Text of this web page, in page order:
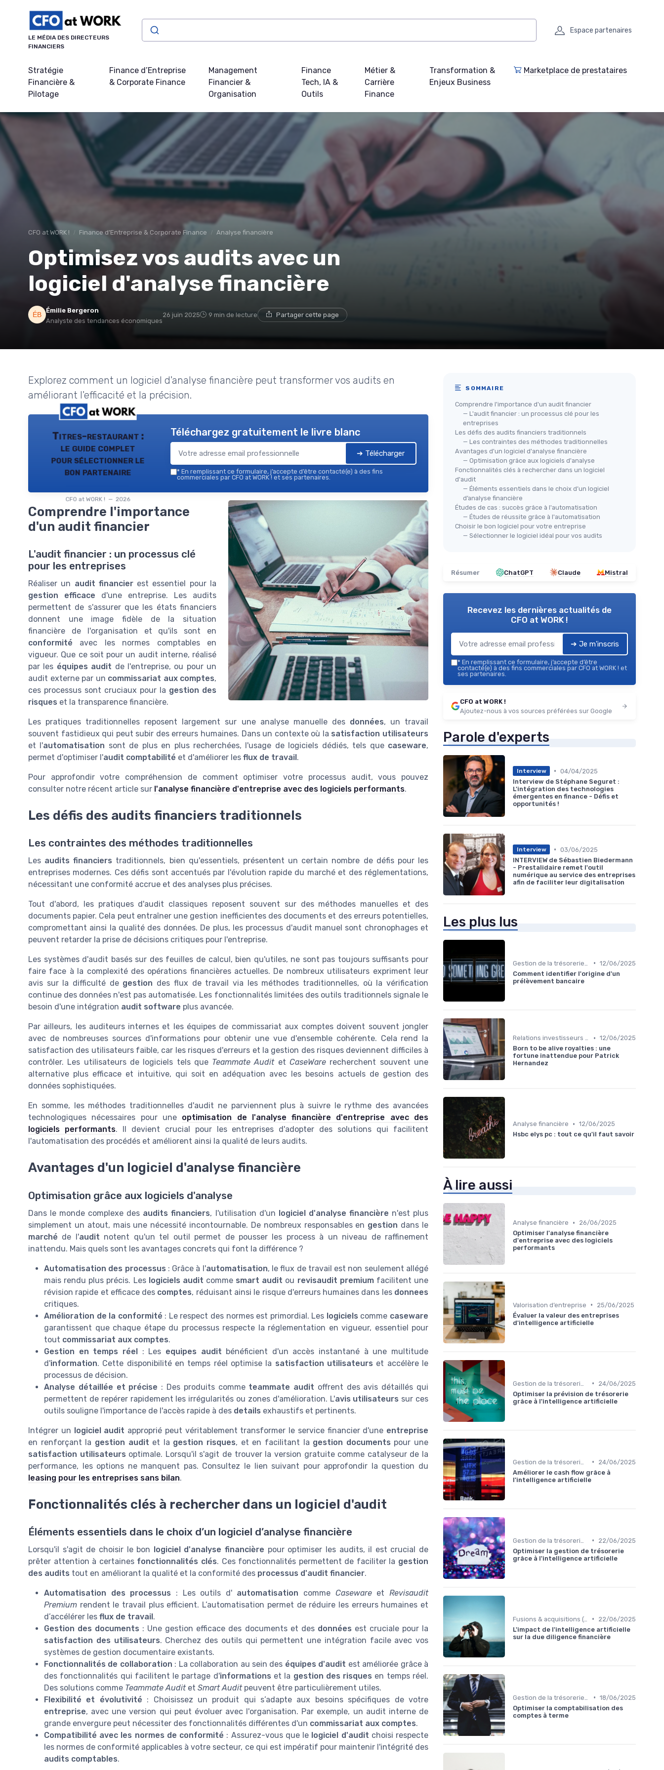
LE MÉDIA DES DIRECTEURS
FINANCIERS
Espace partenaires
Stratégie
Financière &
Pilotage
Finance d’Entreprise
& Corporate Finance
Management
Financier &
Organisation
Finance
Tech, IA &
Outils
Métier &
Carrière
Finance
Transformation &
Enjeux Business
Marketplace de prestataires
CFO at WORK ! Finance d’Entreprise & Corporate Finance Analyse financière
Optimisez vos audits avec un
logiciel d'analyse financière
Émilie Bergeron
Analyste des tendances économiques
26 juin 2025 9 min de lecture Partager cette page
Explorez comment un logiciel d'analyse financière peut transformer vos audits en
améliorant l'efficacité et la précision.
Titres-restaurant :
le guide complet
pour sélectionner le
bon partenaire
CFO at WORK ! — 2026
Téléchargez gratuitement le livre blanc
➔ Télécharger
* En remplissant ce formulaire, j’accepte d’être contacté(e) à des fins
commerciales par CFO at WORK ! et ses partenaires.
Comprendre l'importance
d'un audit financier
L'audit financier : un processus clé
pour les entreprises
Réaliser un audit financierest essentiel pour la
gestion efficace d'une entreprise. Les audits
permettent de s'assurer que les états financiers
donnent une image fidèle de la situation
financière de l'organisation et qu'ils sont en
conformité avec les normes comptables en
vigueur. Que ce soit pour un audit interne, réalisé
par les équipes audit de l'entreprise, ou pour un
audit externe par un commissariat aux comptes,
ces processus sont cruciaux pour la gestion des
risques et la transparence financière.
Les pratiques traditionnelles reposent largement sur une analyse manuelle des données, un travail
souvent fastidieux qui peut subir des erreurs humaines. Dans un contexte où la satisfaction utilisateurs
et l'automatisation sont de plus en plus recherchées, l'usage de logiciels dédiés, tels que caseware,
permet d'optimiser l'audit comptabilité et d'améliorer les flux de travail.
Pour approfondir votre compréhension de comment optimiser votre processus audit, vous pouvez
consulter notre récent article sur l'analyse financière d'entreprise avec des logiciels performants.
Les défis des audits financiers traditionnels
Les contraintes des méthodes traditionnelles
Les audits financiers traditionnels, bien qu'essentiels, présentent un certain nombre de défis pour les
entreprises modernes. Ces défis sont accentués par l'évolution rapide du marché et des réglementations,
nécessitant une conformité accrue et des analyses plus précises.
Tout d'abord, les pratiques d'audit classiques reposent souvent sur des méthodes manuelles et des
documents papier. Cela peut entraîner une gestion inefficientes des documents et des erreurs potentielles,
compromettant ainsi la qualité des données. De plus, les processus d'audit manuel sont chronophages et
peuvent retarder la prise de décisions critiques pour l'entreprise.
Les systèmes d'audit basés sur des feuilles de calcul, bien qu'utiles, ne sont pas toujours suffisants pour
faire face à la complexité des opérations financières actuelles. De nombreux utilisateurs expriment leur
avis sur la difficulté de gestion des flux de travail via les méthodes traditionnelles, où la vérification
continue des données n'est pas automatisée. Les fonctionnalités limitées des outils traditionnels signale le
besoin d'une intégration audit software plus avancée.
Par ailleurs, les auditeurs internes et les équipes de commissariat aux comptes doivent souvent jongler
avec de nombreuses sources d'informations pour obtenir une vue d'ensemble cohérente. Cela rend la
satisfaction des utilisateurs faible, car les risques d'erreurs et la gestion des risques deviennent difficiles à
contrôler. Les utilisateurs de logiciels tels que Teammate AuditetCaseWare recherchent souvent une
alternative plus efficace et intuitive, qui soit en adéquation avec les besoins actuels de gestion des
données sophistiquées.
En somme, les méthodes traditionnelles d'audit ne parviennent plus à suivre le rythme des avancées
technologiques nécessaires pour une optimisation de l'analyse financière d'entreprise avec des
logiciels performants. Il devient crucial pour les entreprises d'adopter des solutions qui facilitent
l'automatisation des procédés et améliorent ainsi la qualité de leurs audits.
Avantages d'un logiciel d'analyse financière
Optimisation grâce aux logiciels d'analyse
Dans le monde complexe des audits financiers, l'utilisation d'un logiciel d'analyse financière n'est plus
simplement un atout, mais une nécessité incontournable. De nombreux responsables en gestion dans le
marché de l'audit notent qu'un tel outil permet de pousser les process à un niveau de raffinement
inattendu. Mais quels sont les avantages concrets qui font la différence ?
Automatisation des processus : Grâce à l'automatisation, le flux de travail est non seulement allégé
mais rendu plus précis. Les logiciels audit comme smart audit ou revisaudit premiumfacilitent une
révision rapide et efficace des comptes, réduisant ainsi le risque d'erreurs humaines dans les donnees
critiques.
Amélioration de la conformité : Le respect des normes est primordial. Les logiciels comme caseware
garantissent que chaque étape du processus respecte la réglementation en vigueur, essentiel pour
tout commissariat aux comptes.
Gestion en temps réel: Les equipes audit bénéficient d'un accès instantané à une multitude
d'information. Cette disponibilité en temps réel optimise la satisfaction utilisateurs et accélère le
processus de décision.
Analyse détaillée et précise : Des produits comme teammate audit offrent des avis détaillés qui
permettent de repérer rapidement les irrégularités ou zones d'amélioration. L'avis utilisateurs sur ces
outils souligne l'importance de l'accès rapide à des details exhaustifs et pertinents.
Intégrer un logiciel audit approprié peut véritablement transformer le service financier d'une entreprise
en renforçant la gestion audit et la gestion risques, et en facilitant la gestion documents pour une
satisfaction utilisateurs optimale. Lorsqu'il s'agit de trouver la version gratuite comme catalyseur de la
performance, les options ne manquent pas. Consultez le lien suivant pour approfondir la question du
leasing pour les entreprises sans bilan.
Fonctionnalités clés à rechercher dans un logiciel d'audit
Éléments essentiels dans le choix d’un logiciel d’analyse financière
Lorsqu'il s'agit de choisir le bon logiciel d'analyse financière pour optimiser les audits, il est crucial de
prêter attention à certaines fonctionnalités clés. Ces fonctionnalités permettent de faciliter la gestion
des audits tout en améliorant la qualité et la conformité des processus d'audit financier.
Automatisation des processus : Les outils d' automatisation comme CasewareetRevisaudit
Premium rendent le travail plus efficient. L’automatisation permet de réduire les erreurs humaines et
d’accélérer les flux de travail.
Gestion des documents : Une gestion efficace des documents et des données est cruciale pour la
satisfaction des utilisateurs. Cherchez des outils qui permettent une intégration facile avec vos
systèmes de gestion documentaire existants.
Fonctionnalités de collaboration : La collaboration au sein des équipes d'audit est améliorée grâce à
des fonctionnalités qui facilitent le partage d'informations et la gestion des risques en temps réel.
Des solutions comme Teammate Auditet Smart Auditpeuvent être particulièrement utiles.
Flexibilité et évolutivité : Choisissez un produit qui s’adapte aux besoins spécifiques de votre
entreprise, avec une version qui peut évoluer avec l'organisation. Par exemple, un audit interne de
grande envergure peut nécessiter des fonctionnalités différentes d'un commissariat aux comptes.
Compatibilité avec les normes de conformité : Assurez-vous que le logiciel d'audit choisi respecte
les normes de conformité applicables à votre secteur, ce qui est impératif pour maintenir l'intégrité des
audits comptables.
SOMMAIRE
Comprendre l'importance d'un audit financier
— L'audit financier : un processus clé pour les
entreprises
Les défis des audits financiers traditionnels
— Les contraintes des méthodes traditionnelles
Avantages d'un logiciel d'analyse financière
— Optimisation grâce aux logiciels d'analyse
Fonctionnalités clés à rechercher dans un logiciel
d'audit
— Éléments essentiels dans le choix d’un logiciel
d’analyse financière
Études de cas : succès grâce à l'automatisation
— Études de réussite grâce à l'automatisation
Choisir le bon logiciel pour votre entreprise
— Sélectionner le logiciel idéal pour vos audits
Résumer ChatGPT Claude Mistral
Recevez les dernières actualités de
CFO at WORK !
➔ Je m'inscris
* En remplissant ce formulaire, j’accepte d’être
contacté(e) à des fins commerciales par CFO at WORK ! et
ses partenaires.
CFO at WORK !
Ajoutez-nous à vos sources préférées sur Google
Parole d'experts
Interview • 04/04/2025
Interview de Stéphane Seguret :
L'intégration des technologies
émergentes en finance - Défis et
opportunités !
Interview • 03/06/2025
INTERVIEW de Sébastien Biedermann
- Prestalidaire remet l'outil
numérique au service des entreprises
afin de faciliter leur digitalisation
Les plus lus
• 12/06/2025
Comment identifier l'origine d'un
prélèvement bancaire
Relations investisseurs & actionnaires • 12/06/2025
Born to be alive royalties : une
fortune inattendue pour Patrick
Hernandez
Analyse financière • 12/06/2025
Hsbc elys pc : tout ce qu'il faut savoir
À lire aussi
Analyse financière •
26/06/2025
Optimiser l'analyse financière
d'entreprise avec des logiciels
performants
Valorisation d’entreprise •
25/06/2025
Évaluer la valeur des entreprises
d'intelligence artificielle
•
24/06/2025
Optimiser la prévision de trésorerie
grâce à l'intelligence artificielle
•
24/06/2025
Améliorer le cash flow grâce à
l'intelligence artificielle
•
22/06/2025
Optimiser la gestion de trésorerie
grâce à l'intelligence artificielle
•
22/06/2025
L'impact de l'intelligence artificielle
sur la due diligence financière
• 18/06/2025
Optimiser la comptabilisation des
comptes à terme